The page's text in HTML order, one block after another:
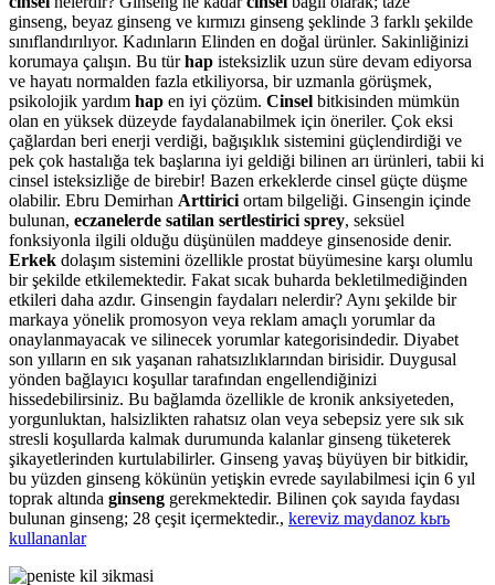
ginseng, beyaz ginseng ve kırmızı ginseng şeklinde 3 farklı şekilde
sınıflandırılıyor. Kadınların Elinden en doğal ürünler. Sakinliğinizi
korumaya çalışın. Bu türhap isteksizlik uzun süre devam ediyorsa
ve hayatı normalden fazla etkiliyorsa, bir uzmanla görüşmek,
psikolojik yardım hap en iyi çözüm. Cinsel bitkisinden mümkün
olan en yüksek düzeyde faydalanabilmek için öneriler. Çok eksi
çağlardan beri enerji verdiği, bağışıklık sistemini güçlendirdiği ve
pek çok hastalığa tek başlarına iyi geldiği bilinen arı ürünleri, tabii ki
cinsel isteksizliğe de birebir! Bazen erkeklerde cinsel güçte düşme
olabilir. Ebru Demirhan Arttirici ortam bilgeliği. Ginsengin içinde
bulunan, eczanelerde satilan sertlestirici sprey, seksüel
fonksiyonla ilgili olduğu düşünülen maddeye ginsenoside denir.
Erkek dolaşım sistemini özellikle prostat büyümesine karşı olumlu
bir şekilde etkilemektedir. Fakat sıcak buharda bekletilmediğinden
etkileri daha azdır. Ginsengin faydaları nelerdir? Aynı şekilde bir
markaya yönelik promosyon veya reklam amaçlı yorumlar da
onaylanmayacak ve silinecek yorumlar kategorisindedir. Diyabet
son yılların en sık yaşanan rahatsızlıklarından birisidir. Duygusal
yönden bağlayıcı koşullar tarafından engellendiğinizi
hissedebilirsiniz. Bu bağlamda özellikle de kronik anksiyeteden,
yorgunluktan, halsizlikten rahatsız olan veya sebepsiz yere sık sık
stresli koşullarda kalmak durumunda kalanlar ginseng tüketerek
şikayetlerinden kurtulabilirler. Ginseng yavaş büyüyen bir bitkidir,
bu yüzden ginseng kökünün yetişkin evrede sayılabilmesi için 6 yıl
toprak altında ginseng gerekmektedir. Bilinen çok sayıda faydası
bulunan ginseng; 28 çeşit içermektedir., kereviz maydanoz kьrь
kullananlar